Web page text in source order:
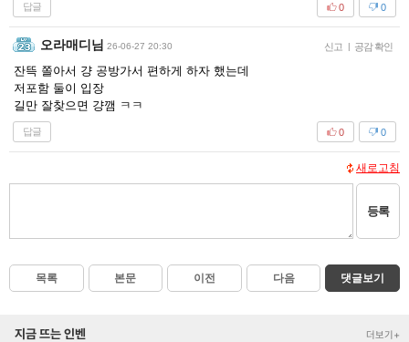
답글 0
0
오라매디님 26-06-27 20:30 신고 | 공감 확인
잔뜩 쫄아서 걍 공방가서 편하게 하자 했는데
저포함 둘이 입장
길만 잘찾으면 걍깸 ㅋㅋ
답글 0
0
새로고침
등록
목록 본문 이전 다음 댓글보기
지금 뜨는 인벤 더보기+